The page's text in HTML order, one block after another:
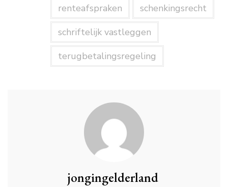
renteafspraken
schenkingsrecht
schriftelijk vastleggen
terugbetalingsregeling
jongingelderland